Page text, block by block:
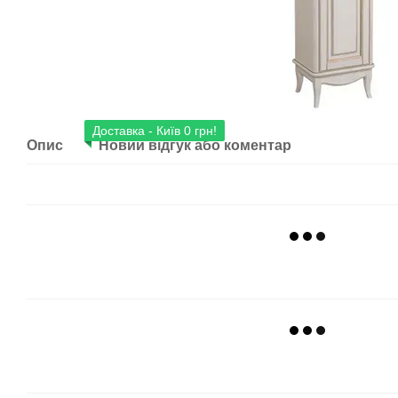
Доставка - Київ 0 грн!
Опис Новий відгук або коментар